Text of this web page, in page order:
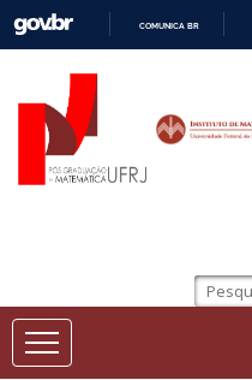
COMUNICA BR